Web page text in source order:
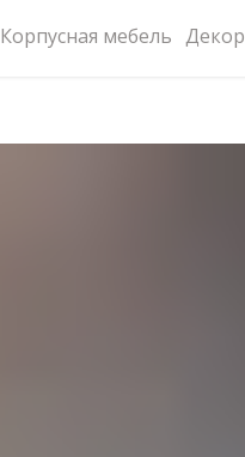
Корпусная мебель Декор